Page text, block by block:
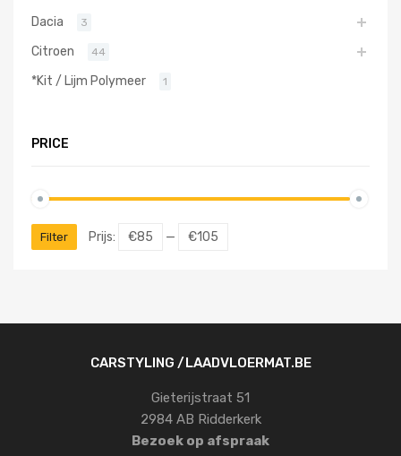
Dacia 3
Citroen 44
*Kit / Lijm Polymeer 1
PRICE
Filter Prijs: €85 — €105
CARSTYLING /LAADVLOERMAT.BE
Gieterijstraat 51
2984 AB Ridderkerk
Bezoek op afspraak